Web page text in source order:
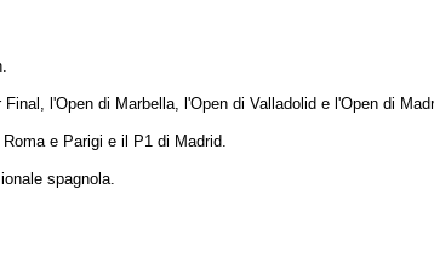
l'Open di Marbella, l'Open di Valladolid e l'Open di
e Parigi e il P1 di Madrid.
spagnola.